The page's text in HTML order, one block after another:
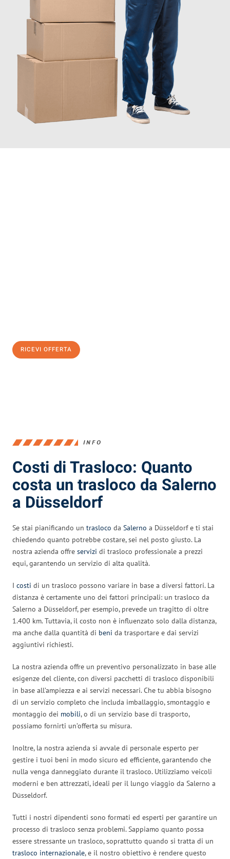
RICEVI OFFERTA
INFO
Costi di Trasloco: Quanto
costa un trasloco da Salerno
a Düsseldorf
Se stai pianificando un trasloco da Salerno a Düsseldorf e ti stai
chiedendo quanto potrebbe costare, sei nel posto giusto. La
nostra azienda offre servizi di trasloco professionale a prezzi
equi, garantendo un servizio di alta qualità.
I costi di un trasloco possono variare in base a diversi fattori. La
distanza è certamente uno dei fattori principali: un trasloco da
Salerno a Düsseldorf, per esempio, prevede un tragitto di oltre
1.400 km. Tuttavia, il costo non è influenzato solo dalla distanza,
ma anche dalla quantità di beni da trasportare e dai servizi
aggiuntivi richiesti.
La nostra azienda offre un preventivo personalizzato in base alle
esigenze del cliente, con diversi pacchetti di trasloco disponibili
in base all’ampiezza e ai servizi necessari. Che tu abbia bisogno
di un servizio completo che includa imballaggio, smontaggio e
montaggio dei mobili, o di un servizio base di trasporto,
possiamo fornirti un’offerta su misura.
Inoltre, la nostra azienda si avvale di personale esperto per
gestire i tuoi beni in modo sicuro ed efficiente, garantendo che
nulla venga danneggiato durante il trasloco. Utilizziamo veicoli
moderni e ben attrezzati, ideali per il lungo viaggio da Salerno a
Düsseldorf.
Tutti i nostri dipendenti sono formati ed esperti per garantire un
processo di trasloco senza problemi. Sappiamo quanto possa
essere stressante un trasloco, soprattutto quando si tratta di un
trasloco internazionale, e il nostro obiettivo è rendere questo